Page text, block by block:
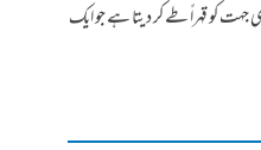
جہت کو قہراً طے کر دیتا ہے جو ایک